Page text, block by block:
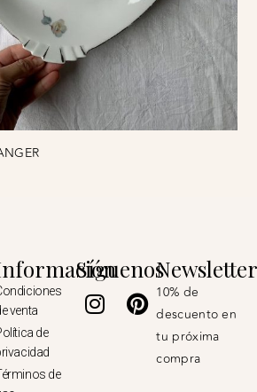
venta
de
de
Síguenos
Instagram
Pinterest
10% de
descuento en
tu próxima
compra